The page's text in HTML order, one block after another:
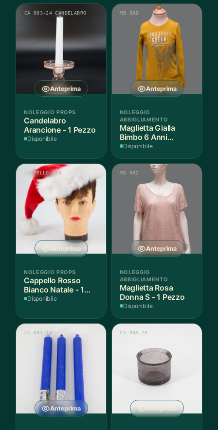
Anteprima
CA 003-24 CANDELABRO
NOLEGGIO PROPS
Candelabro
Arancione - 1 Pezzo
Disponibile
Anteprima
MB 003
NOLEGGIO
ABBIGLIAMENTO
Maglietta Gialla
Bimbo 6 Anni
Cotone - 1 Pezzo
Disponibile
Anteprima
CAPPELLO 030
NOLEGGIO PROPS
Cappello Rosso
Bianco Natale - 1
Pezzo
Disponibile
Anteprima
MD 002
NOLEGGIO
ABBIGLIAMENTO
Maglietta Rosa
Donna S - 1 Pezzo
Disponibile
Anteprima
CA 003-18
Anteprima
CA 003-20